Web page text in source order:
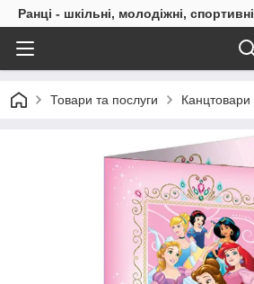
Ранці - шкільні, молодіжні, спортивні
Товари та послуги Канцтовари